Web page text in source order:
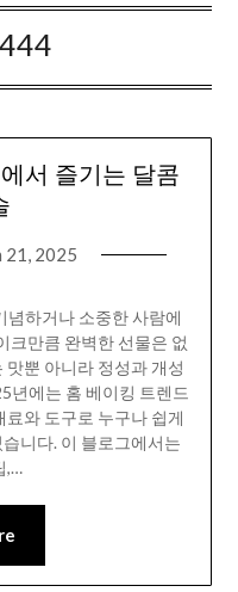
444
서 즐기는 달콤
21, 2025
념하거나 소중한 사람에
크만큼 완벽한 선물은 없
뿐 아니라 정성과 개성
년에는 홈 베이킹 트렌드
와 도구로 누구나 쉽게
니다. 이 블로그에서는
,…